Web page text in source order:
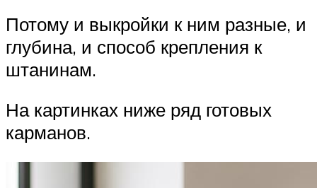
Потому и выкройки к ним разные, и
глубина, и способ крепления к
штанинам.
На картинках ниже ряд готовых
карманов.